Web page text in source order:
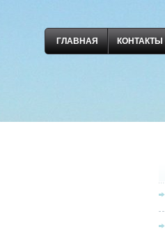
ГЛАВНАЯ КОНТАКТЫ